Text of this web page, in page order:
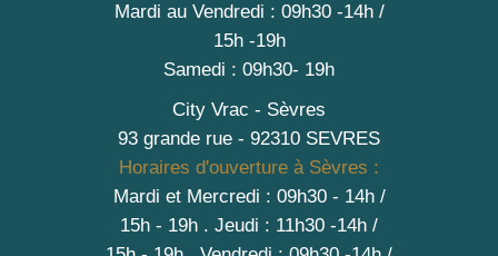
Mardi au Vendredi : 09h30 -14h /
15h -19h
Samedi : 09h30- 19h
City Vrac - Sèvres
93 grande rue - 92310 SEVRES
Horaires d'ouverture à Sèvres :
Mardi et Mercredi : 09h30 - 14h /
15h - 19h . Jeudi : 11h30 -14h /